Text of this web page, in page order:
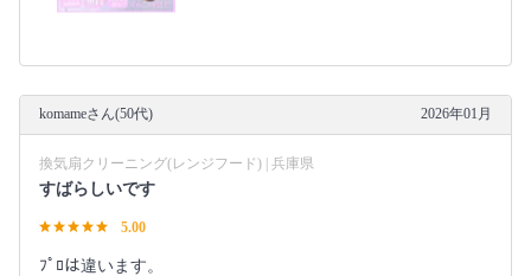
komameさん(50代) 2026年01月
換気扇クリーニング(レンジフード) | 兵庫県
すばらしいです
5.00
ﾌﾟﾛは違います。